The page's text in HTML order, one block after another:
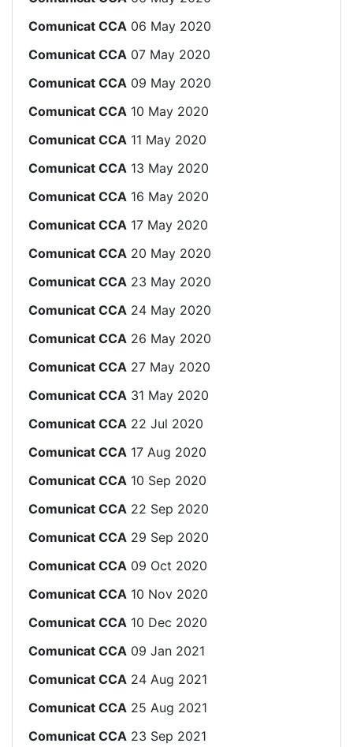
Comunicat CCA 06 May 2020
Comunicat CCA 07 May 2020
Comunicat CCA 09 May 2020
Comunicat CCA 10 May 2020
Comunicat CCA 11 May 2020
Comunicat CCA 13 May 2020
Comunicat CCA 16 May 2020
Comunicat CCA 17 May 2020
Comunicat CCA 20 May 2020
Comunicat CCA 23 May 2020
Comunicat CCA 24 May 2020
Comunicat CCA 26 May 2020
Comunicat CCA 27 May 2020
Comunicat CCA 31 May 2020
Comunicat CCA 22 Jul 2020
Comunicat CCA 17 Aug 2020
Comunicat CCA 10 Sep 2020
Comunicat CCA 22 Sep 2020
Comunicat CCA 29 Sep 2020
Comunicat CCA 09 Oct 2020
Comunicat CCA 10 Nov 2020
Comunicat CCA 10 Dec 2020
Comunicat CCA 09 Jan 2021
Comunicat CCA 24 Aug 2021
Comunicat CCA 25 Aug 2021
Comunicat CCA 23 Sep 2021